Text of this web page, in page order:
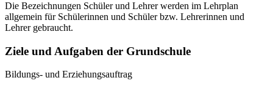
Die Bezeichnungen Schüler und Lehrer werden im Lehrplan
allgemein für Schülerinnen und Schüler bzw. Lehrerinnen und
Lehrer gebraucht.
Ziele und Aufgaben der Grundschule
Bildungs- und Erziehungsauftrag